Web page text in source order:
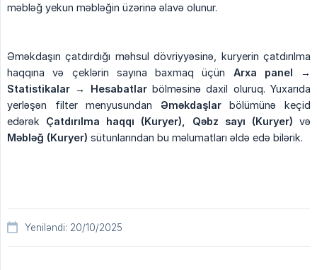
məbləğ yekun məbləğin üzərinə əlavə olunur.
Əməkdaşın çatdırdığı məhsul dövriyyəsinə, kuryerin çatdırılma
haqqına və çeklərin sayına baxmaq üçün Arxa panel →
Statistikalar → Hesabatlarbölməsinə daxil oluruq. Yuxarıda
yerləşən filter menyusundan Əməkdaşlarbölümünə keçid
edərək Çatdırılma haqqı (Kuryer), Qəbz sayı (Kuryer) və
Məbləğ (Kuryer) sütunlarından bu məlumatları əldə edə bilərik.
Yeniləndi: 20/10/2025